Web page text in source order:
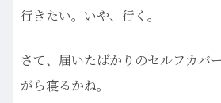
行きたい。いや、行く。
さて、届いたばかりのセルフカバ
がら寝るかね。